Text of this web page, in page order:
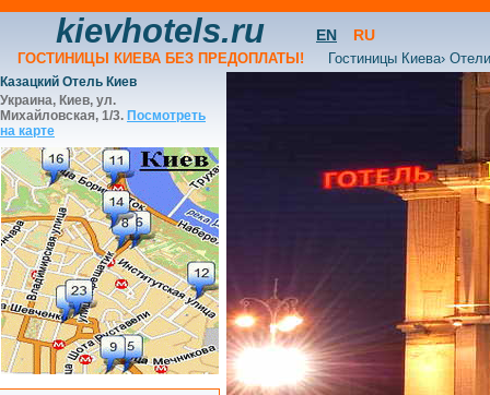
kievhotels.ru EN RU
ГОСТИНИЦЫ КИЕВА БЕЗ ПРЕДОПЛАТЫ! Гостиницы Киева›
Казацкий Отель Киев
Украина, Киев, ул.
Михайловская, 1/3. Посмотреть
на карте